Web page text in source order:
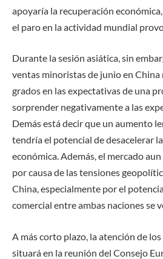
apoyaría la recuperación
el paro en la actividad mundial
Durante la sesión asiática, sin
ventas minoristas de junio en
grados en las expectativas de una
sorprender negativamente a las
Demás está decir que un aumento
tendría el potencial de desacelerar
económica. Además, el mercado
por causa de las tensiones
China, especialmente por el
comercial entre ambas naciones se
A más corto plazo, la atención de
situará en la reunión del Consejo